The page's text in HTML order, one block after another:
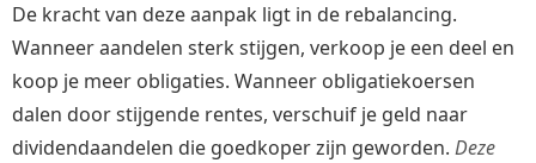
De kracht van deze aanpak ligt in de rebalancing.
Wanneer aandelen sterk stijgen, verkoop je een deel en
koop je meer obligaties. Wanneer obligatiekoersen
dalen door stijgende rentes, verschuif je geld naar
dividendaandelen die goedkoper zijn geworden. Deze